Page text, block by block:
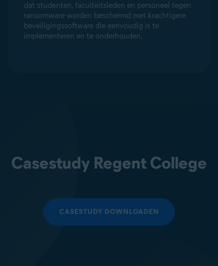
dat studenten, faculteitsleden en personeel tegen
ransomware worden beschermd met krachtigere
beveiligingssoftware die eenvoudig is te
implementeren en te onderhouden.
Casestudy Regent College
CASESTUDY DOWNLOADEN